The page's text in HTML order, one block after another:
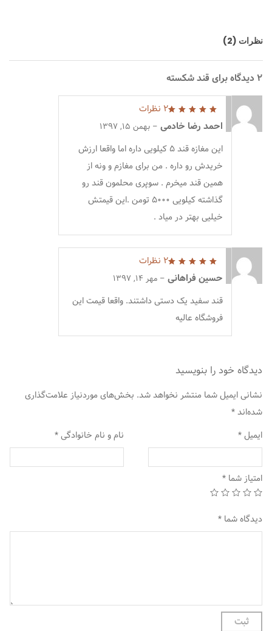
نظرات (2)
2 دیدگاه برای قند شکسته
از 5
2 نظرات
احمد رضا خادمی – بهمن 15, 1397
این مغازه قند ۵ کیلویی داره اما واقعا ارزش
خریدش رو داره . من برای مغازم و ونه از
همین قند میخرم . سوپری محلمون قند رو
گذاشته کیلویی ۵۰۰۰ تومن .این قیمتش
خیلیی بهتر در میاد .
از 5
2 نظرات
حسین فراهانی – مهر 14, 1397
قند سفید یک دستی داشتند. واقعا قیمت این
فروشگاه عالیه
دیدگاه خود را بنویسید
نشانی ایمیل شما منتشر نخواهد شد. بخش‌های موردنیاز علامت‌گذاری
شده‌اند*
نام و نام خانوادگی* ایمیل*
امتیاز شما *
دیدگاه شما *